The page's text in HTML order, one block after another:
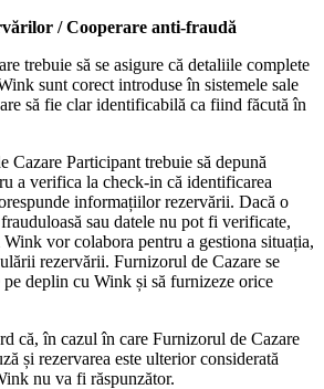
/ Cooperare anti-fraudă
trebuie să se asigure că detaliile complete
sunt corect introduse în sistemele sale
să fie clar identificabilă ca fiind făcută în
Cazare Participant trebuie să depună
a verifica la check-in că identificarea
informațiilor rezervării. Dacă o
sau datele nu pot fi verificate,
vor colabora pentru a gestiona situația,
rezervării. Furnizorul de Cazare se
pe deplin cu Wink și să furnizeze orice
că, în cazul în care Furnizorul de Cazare
și rezervarea este ulterior considerată
nu va fi răspunzător.